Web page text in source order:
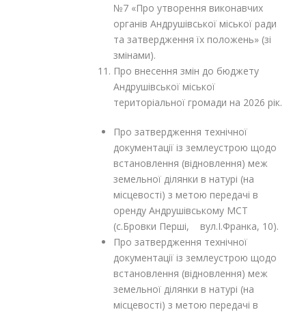
№7 «Про утворення виконавчих
органів Андрушівської міської ради
та затвердження їх положень» (зі
змінами).
Про внесення змін до бюджету
Андрушівської міської
територіальної громади на 2026 рік.
Про затвердження технічної
документації із землеустрою щодо
встановлення (відновлення) меж
земельної ділянки в натурі (на
місцевості) з метою передачі в
оренду Андрушівському МСТ
(с.Бровки Перші, вул.І.Франка, 10).
Про затвердження технічної
документації із землеустрою щодо
встановлення (відновлення) меж
земельної ділянки в натурі (на
місцевості) з метою передачі в